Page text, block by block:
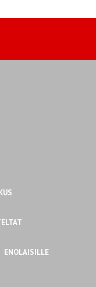
ENOLAISILLE